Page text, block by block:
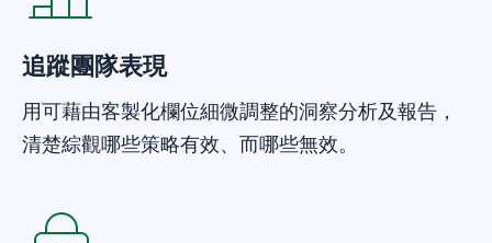
追蹤團隊表現
用可藉由客製化欄位細微調整的洞察分析及報告，
清楚綜觀哪些策略有效、而哪些無效。